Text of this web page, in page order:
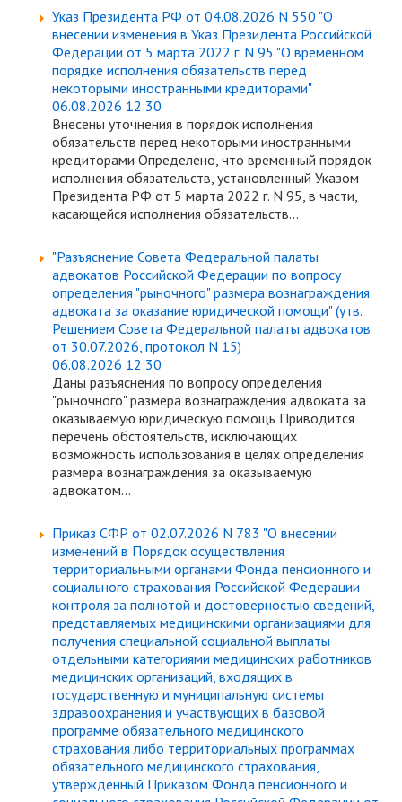
Указ Президента РФ от 04.08.2026 N 550 "О
внесении изменения в Указ Президента Российской
Федерации от 5 марта 2022 г. N 95 "О временном
порядке исполнения обязательств перед
некоторыми иностранными кредиторами"
06.08.2026 12:30
Внесены уточнения в порядок исполнения
обязательств перед некоторыми иностранными
кредиторами Определено, что временный порядок
исполнения обязательств, установленный Указом
Президента РФ от 5 марта 2022 г. N 95, в части,
касающейся исполнения обязательств...
"Разъяснение Совета Федеральной палаты
адвокатов Российской Федерации по вопросу
определения "рыночного" размера вознаграждения
адвоката за оказание юридической помощи" (утв.
Решением Совета Федеральной палаты адвокатов
от 30.07.2026, протокол N 15)
06.08.2026 12:30
Даны разъяснения по вопросу определения
"рыночного" размера вознаграждения адвоката за
оказываемую юридическую помощь Приводится
перечень обстоятельств, исключающих
возможность использования в целях определения
размера вознаграждения за оказываемую
адвокатом...
Приказ СФР от 02.07.2026 N 783 "О внесении
изменений в Порядок осуществления
территориальными органами Фонда пенсионного и
социального страхования Российской Федерации
контроля за полнотой и достоверностью сведений,
представляемых медицинскими организациями для
получения специальной социальной выплаты
отдельными категориями медицинских работников
медицинских организаций, входящих в
государственную и муниципальную системы
здравоохранения и участвующих в базовой
программе обязательного медицинского
страхования либо территориальных программах
обязательного медицинского страхования,
утвержденный Приказом Фонда пенсионного и